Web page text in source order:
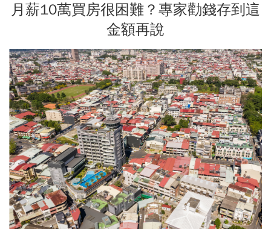
月薪10萬買房很困難？專家勸錢存到這
金額再說